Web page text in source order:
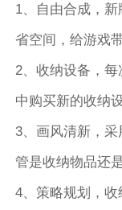
1、自由合成，
省空间，给游戏
2、收纳设备，
中购买新的收纳
3、画风清新，
管是收纳物品还
4、策略规划，